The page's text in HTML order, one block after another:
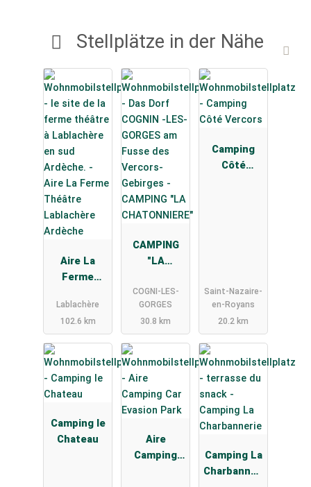
Stellplätze in der Nähe
Aire La
Ferme
Lablachère
Ardèche
Lablachère
102.6 km
CAMPING
"LA
RE"
COGNI-LES-
GORGES
30.8 km
Camping
Côté
Saint-Nazaire-
en-Royans
20.2 km
Camping le
Chateau
Aire
Camping
Camping La
Charbanneri